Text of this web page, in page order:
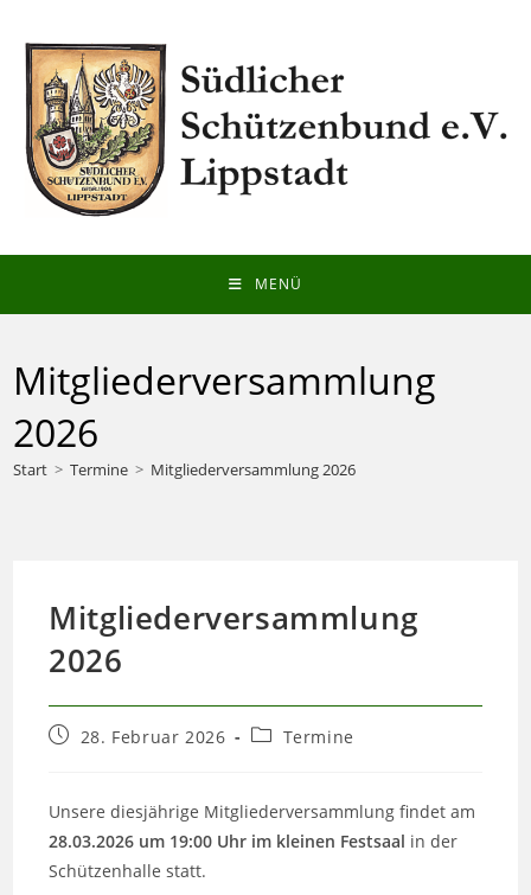
Inhalt
springen
MENÜ
Mitgliederversammlung
2026
Start > Termine > Mitgliederversammlung 2026
Mitgliederversammlung
2026
Beitrag28. Februar 2026
Beitrags-
Termine
Unsere diesjährige Mitgliederversammlung findet am
28.03.2026 um 19:00 Uhr im kleinen Festsaal in der
Schützenhalle statt.